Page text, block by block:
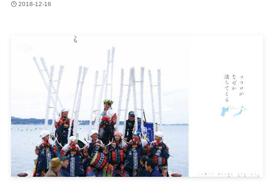
2018-12-16